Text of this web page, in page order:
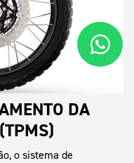
DA
o sistema de